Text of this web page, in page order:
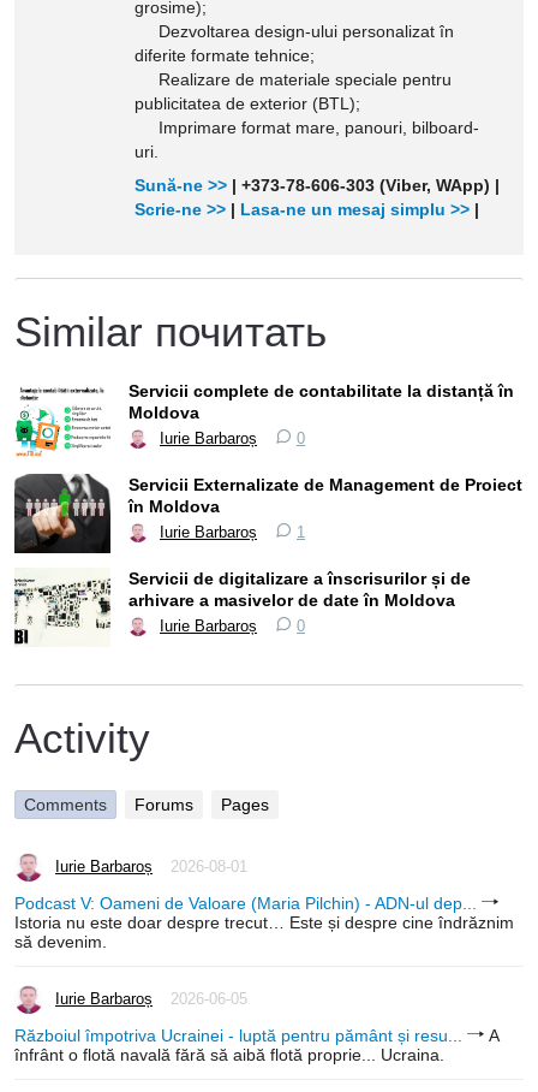
grosime);
Dezvoltarea design-ului personalizat în
diferite formate tehnice;
Realizare de materiale speciale pentru
publicitatea de exterior (BTL);
Imprimare format mare, panouri, bilboard-
uri.
Sună-ne >> | +373-78-606-303 (Viber, WApp) |
Scrie-ne >> | Lasa-ne un mesaj simplu >> |
Similar почитать
Servicii complete de contabilitate la distanță în
Moldova
Iurie Barbaroș 0
Servicii Externalizate de Management de Proiect
în Moldova
Iurie Barbaroș 1
Servicii de digitalizare a înscrisurilor și de
arhivare a masivelor de date în Moldova
Iurie Barbaroș 0
Activity
Comments Forums Pages
Iurie Barbaroș 2026-08-01
Podcast V: Oameni de Valoare (Maria Pilchin) - ADN-ul dep...
Istoria nu este doar despre trecut… Este și despre cine îndrăznim
să devenim.
Iurie Barbaroș 2026-06-05
Războiul împotriva Ucrainei - luptă pentru pământ și resu...
A
înfrânt o flotă navală fără să aibă flotă proprie... Ucraina.